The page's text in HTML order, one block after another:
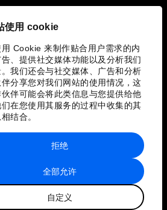
使用 cookie
Cookie 来制作贴合用户需求的内
、提供社交媒体功能以及分析我们
我们还会与社交媒体、广告和分析
分享您对我们网站的使用情况，这
伴可能会将此类信息与您提供给他
在您使用其服务的过程中收集的其
结合。
全部允许
自定义
拒绝
站点地图
世界经济论坛